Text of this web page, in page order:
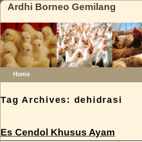
Ardhi Borneo Gemilang
Home
Tag Archives: dehidrasi
Es Cendol Khusus Ayam